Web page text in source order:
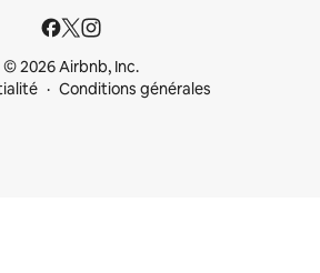
© 2026 Airbnb, Inc.
Conditions générales